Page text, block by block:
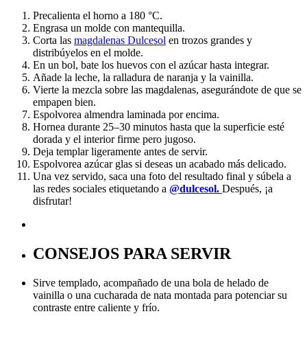
Precalienta el horno a 180 °C.
Engrasa un molde con mantequilla.
Corta las magdalenas Dulcesol en trozos grandes y
distribúyelos en el molde.
En un bol, bate los huevos con el azúcar hasta integrar.
Añade la leche, la ralladura de naranja y la vainilla.
Vierte la mezcla sobre las magdalenas, asegurándote de que se
empapen bien.
Espolvorea almendra laminada por encima.
Hornea durante 25–30 minutos hasta que la superficie esté
dorada y el interior firme pero jugoso.
Deja templar ligeramente antes de servir.
Espolvorea azúcar glas si deseas un acabado más delicado.
Una vez servido, saca una foto del resultado final y súbela a
las redes sociales etiquetando a @dulcesol. Después, ¡a
disfrutar!
CONSEJOS PARA SERVIR
Sirve templado, acompañado de una bola de helado de
vainilla o una cucharada de nata montada para potenciar su
contraste entre caliente y frío.